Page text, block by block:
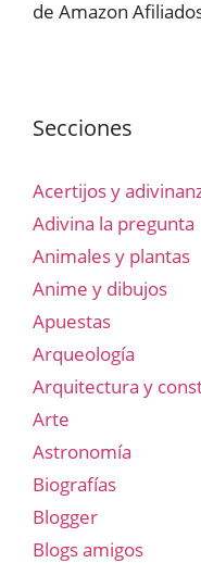
de Amazon
Secciones
Acertijos y
Adivina la pregunta
Animales y plantas
Anime y dibujos
Apuestas
Arqueología
Arquitectura y
Arte
Astronomía
Biografías
Blogger
Blogs amigos